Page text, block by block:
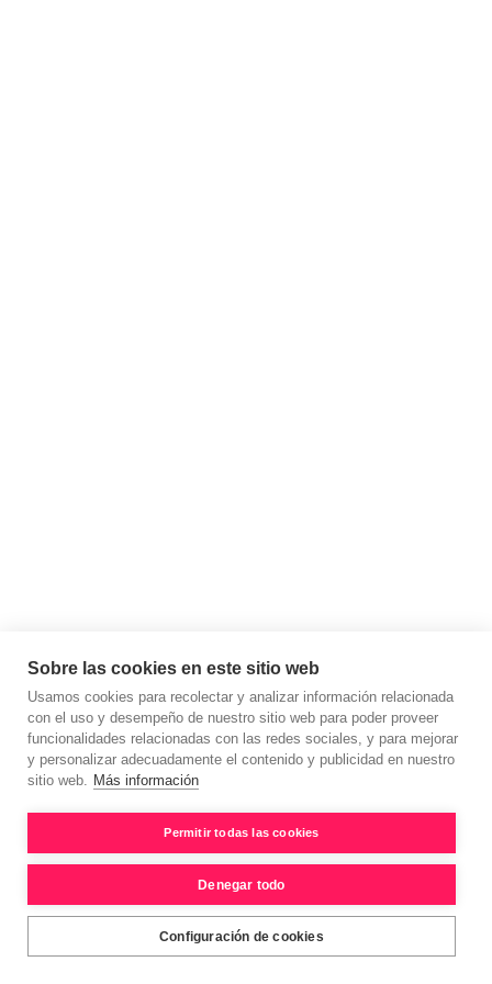
Sobre las cookies en este sitio web
Usamos cookies para recolectar y analizar información relacionada
con el uso y desempeño de nuestro sitio web para poder proveer
funcionalidades relacionadas con las redes sociales, y para mejorar
y personalizar adecuadamente el contenido y publicidad en nuestro
sitio web. Más información
Permitir todas las cookies
Denegar todo
Configuración de cookies